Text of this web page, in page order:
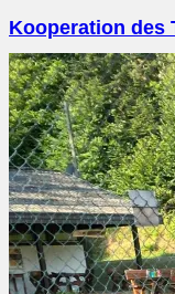
Kooperation des